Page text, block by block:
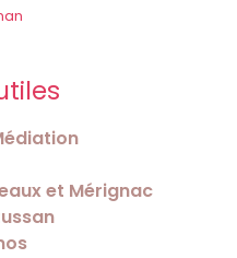
et Mérignac